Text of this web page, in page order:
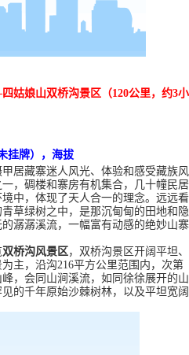
娘山双桥沟景区（120公里，约3小
挂牌），海拔
甲居藏寨迷人风光、体验和感受藏族风
一，碉楼和寨房有机集合，几十幢民居
中，体现了天人合一的理念。远远看
草绿树之中，是那沉甸甸的田地和隐
潺潺溪流，一幅富有动感的绝妙山寨
双桥沟风景区，双桥沟景区开阔平坦、
主，沿沟216平方公里范围内，次第
，会同山涧溪流，如同徐徐展开的山
的千年原始沙棘树林，以及平坦宽阔